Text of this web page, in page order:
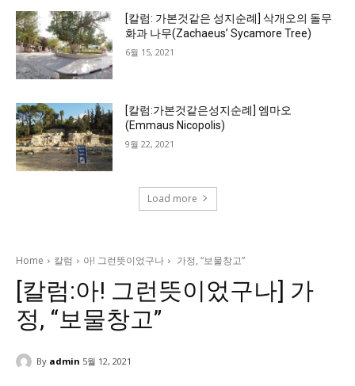
[칼럼: 가본것같은 성지순례] 삭개오의 돌무
화과 나무(Zachaeus’ Sycamore Tree)
6월 15, 2021
[칼럼:가본것같은성지순례] 엠마오
(Emmaus Nicopolis)
9월 22, 2021
Load more